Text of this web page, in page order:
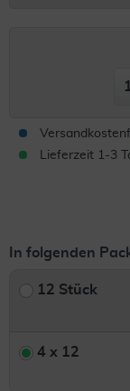
Lieferzeit 1-3
In folgenden
12 Stück
4 x 12